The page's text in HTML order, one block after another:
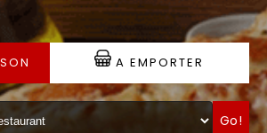
A EMPORTER
Go!